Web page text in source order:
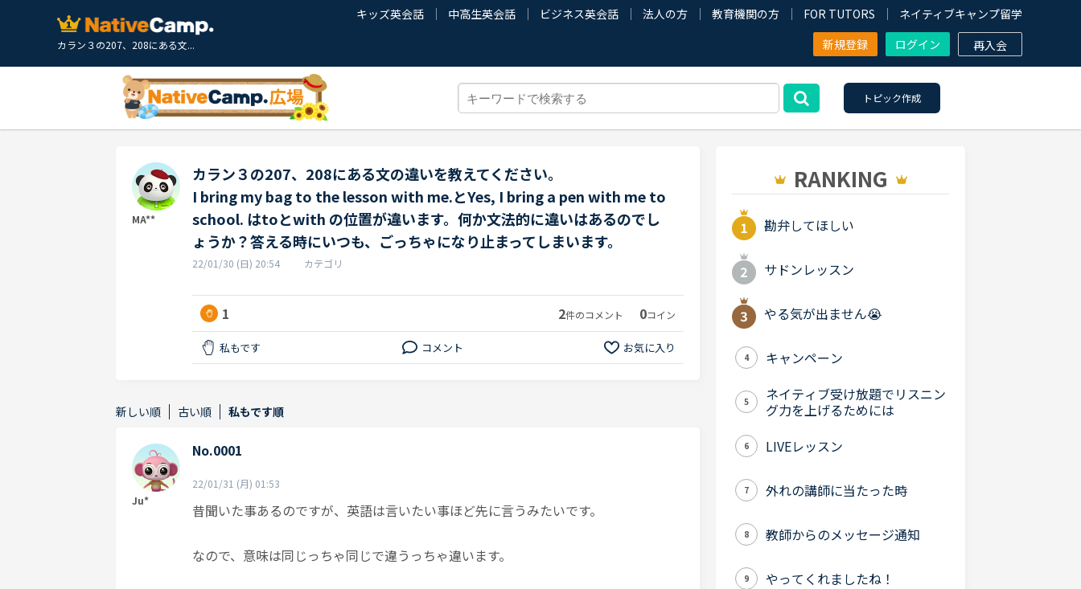
カラン３の207、208にある文...
キッズ英会話 中高生英会話 ビジネス英会話 法人の方 教育機関の方 FOR TUTORS
ネイティブキャンプ留学
新規登録
ログイン 再入会
トピック作成
MA**
カラン３の207、208にある文の違いを教えてください。
I bring my bag to the lesson with me.とYes, I bring a pen with me to
school. はtoとwith の位置が違います。何か文法的に違いはあるのでし
ょうか？答える時にいつも、ごっちゃになり止まってしまいます。
22/01/30 (日) 20:54 カテゴリ
1 2件のコメント 0コイン
私もです コメント お気に入り
新しい順 古い順 私もです順
Ju*
No.0001
22/01/31 (月) 01:53
昔聞いた事あるのですが、英語は言いたい事ほど先に言うみたいです。
なので、意味は同じっちゃ同じで違うっちゃ違います。
RANKING
勘弁してほしい
サドンレッスン
やる気が出ません😭
4 キャンペーン
5
ネイティブ受け放題でリスニン
グ力を上げるためには
6 LIVEレッスン
7 外れの講師に当たった時
8 教師からのメッセージ通知
9 やってくれましたね！